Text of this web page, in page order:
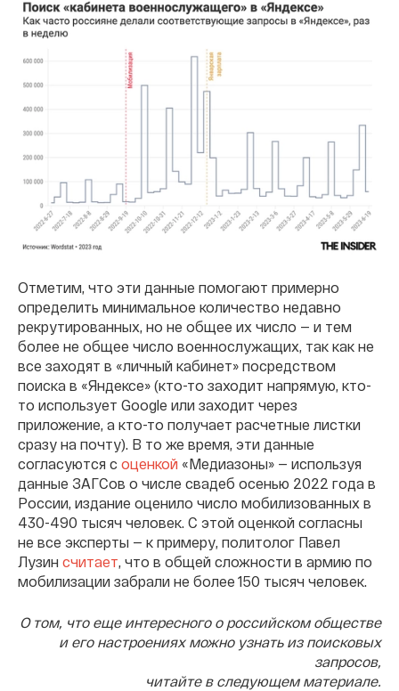
Отметим, что эти данные помогают примерно
определить минимальное количество недавно
рекрутированных, но не общее их число — и тем
более не общее число военнослужащих, так как не
все заходят в «личный кабинет» посредством
поиска в «Яндексе» (кто-то заходит напрямую, кто-
то использует Google или заходит через
приложение, а кто-то получает расчетные листки
сразу на почту). В то же время, эти данные
согласуются с оценкой «Медиазоны» — используя
данные ЗАГСов о числе свадеб осенью 2022 года в
России, издание оценило число мобилизованных в
430-490 тысяч человек. С этой оценкой согласны
не все эксперты — к примеру, политолог Павел
Лузин считает, что в общей сложности в армию по
мобилизации забрали не более 150 тысяч человек.
О том, что еще интересного о российском обществе
и его настроениях можно узнать из поисковых
запросов,
читайте в следующем материале.